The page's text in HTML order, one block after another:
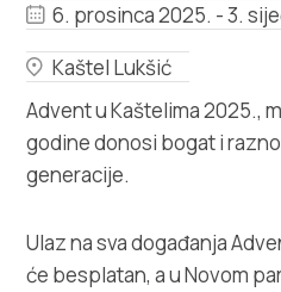
Turistički ured
Safe in Dalmatia
hr
+385 21
6. prosinca 2025. - 3.
Kaštel Lukšić
Advent u Kaštelima 2025.,
godine donosi bogat i
generacije.
Ulaz na sva događanja
će besplatan, a u Novom